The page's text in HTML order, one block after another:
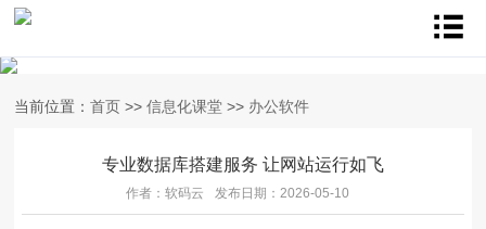
当前位置： 首页 >> 信息化课堂 >> 办公软件
专业数据库搭建服务 让网站运行如飞
作者：软码云 发布日期：2026-05-10